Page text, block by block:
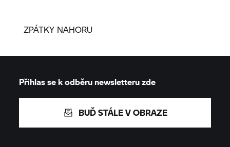
ZPÁTKY NAHORU
Přihlas se k odběru newsletteru zde
BUĎ STÁLE V OBRAZE